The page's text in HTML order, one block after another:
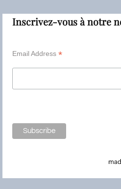
Inscrivez-vous à notre
Email Address *